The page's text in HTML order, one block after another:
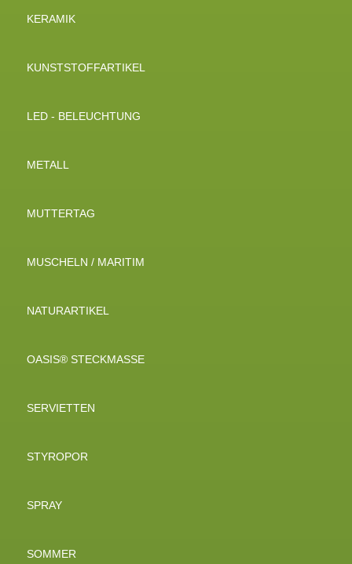
KERAMIK
KUNSTSTOFFARTIKEL
LED - BELEUCHTUNG
METALL
MUTTERTAG
MUSCHELN / MARITIM
NATURARTIKEL
OASIS® STECKMASSE
SERVIETTEN
STYROPOR
SPRAY
SOMMER